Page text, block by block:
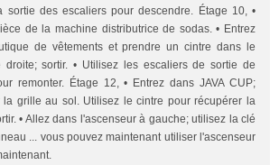
sortie des escaliers pour descendre. Étage 10, •
de la machine distributrice de sodas. • Entrez
de vêtements et prendre un cintre dans le
droite; sortir. • Utilisez les escaliers de sortie de
remonter. Étage 12, • Entrez dans JAVA CUP;
la grille au sol. Utilisez le cintre pour récupérer la
• Allez dans l'ascenseur à gauche; utilisez la clé
... vous pouvez maintenant utiliser l'ascenseur